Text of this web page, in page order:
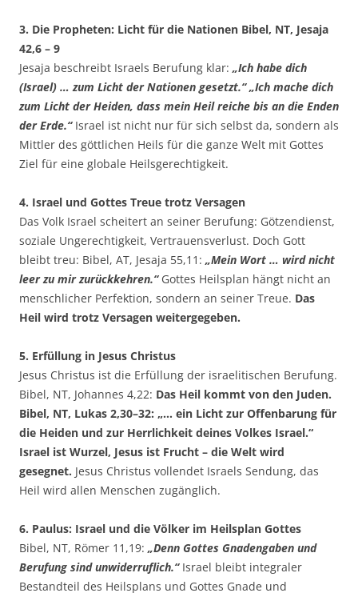
3. Die Propheten: Licht für die Nationen Bibel, NT, Jesaja
42,6 – 9
Jesaja beschreibt Israels Berufung klar: „Ich habe dich
(Israel) … zum Licht der Nationen gesetzt.“ „Ich mache dich
zum Licht der Heiden, dass mein Heil reiche bis an die Enden
der Erde.“Israel ist nicht nur für sich selbst da, sondern als
Mittler des göttlichen Heils für die ganze Welt mit Gottes
Ziel für eine globale Heilsgerechtigkeit.
4. Israel und Gottes Treue trotz Versagen
Das Volk Israel scheitert an seiner Berufung: Götzendienst,
soziale Ungerechtigkeit, Vertrauensverlust. Doch Gott
bleibt treu: Bibel, AT, Jesaja 55,11: „Mein Wort … wird nicht
leer zu mir zurückkehren.“Gottes Heilsplan hängt nicht an
menschlicher Perfektion, sondern an seiner Treue. Das
Heil wird trotz Versagen weitergegeben.
5. Erfüllung in Jesus Christus
Jesus Christus ist die Erfüllung der israelitischen Berufung.
Bibel, NT, Johannes 4,22: Das Heil kommt von den Juden.
Bibel, NT, Lukas 2,30–32: „… ein Licht zur Offenbarung für
die Heiden und zur Herrlichkeit deines Volkes Israel.“
Israel ist Wurzel, Jesus ist Frucht – die Welt wird
gesegnet. Jesus Christus vollendet Israels Sendung, das
Heil wird allen Menschen zugänglich.
6. Paulus: Israel und die Völker im Heilsplan Gottes
Bibel, NT, Römer 11,19: „Denn Gottes Gnadengaben und
Berufung sind unwiderruflich.“Israel bleibt integraler
Bestandteil des Heilsplans und Gottes Gnade und